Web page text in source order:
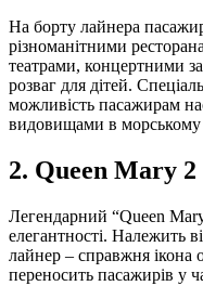
На борту лайнера
різноманітними
театрами, концертними
розваг для дітей.
можливість пасажирам
видовищами в морському
2. Queen Mary 2
Легендарний “Queen
елегантності. Належить
лайнер – справжня
переносить пасажирів у